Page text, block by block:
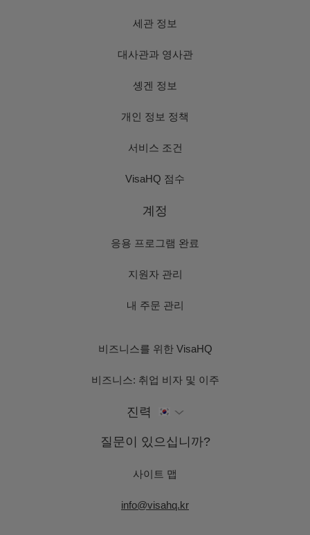
세관 정보
대사관과 영사관
솅겐 정보
개인 정보 정책
서비스 조건
VisaHQ 점수
계정
응용 프로그램 완료
지원자 관리
내 주문 관리
비즈니스를 위한 VisaHQ
비즈니스: 취업 비자 및 이주
진력
질문이 있으십니까?
사이트 맵
info@visahq.kr